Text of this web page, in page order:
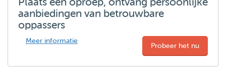
aanbiedingen van betrouwbare
oppassers
Meer informatie
Probeer het nu